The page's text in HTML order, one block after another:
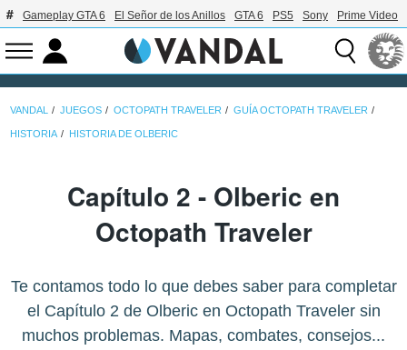
Gameplay GTA 6 El Señor de los Anillos GTA 6 PS5 Sony Prime Video
VANDAL JUEGOS OCTOPATH TRAVELER GUÍA OCTOPATH TRAVELER
HISTORIA HISTORIA DE OLBERIC
Capítulo 2 - Olberic en
Octopath Traveler
Te contamos todo lo que debes saber para completar
el Capítulo 2 de Olberic en Octopath Traveler sin
muchos problemas. Mapas, combates, consejos...